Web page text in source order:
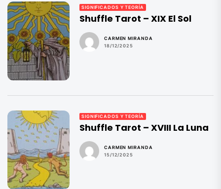
SIGNIFICADOS Y TEORÍA
Shuffle Tarot – XIX El Sol
CARMEN MIRANDA
18/12/2025
SIGNIFICADOS Y TEORÍA
Shuffle Tarot – XVIII La Luna
CARMEN MIRANDA
15/12/2025